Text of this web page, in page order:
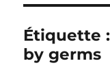
Étiquette
by germs